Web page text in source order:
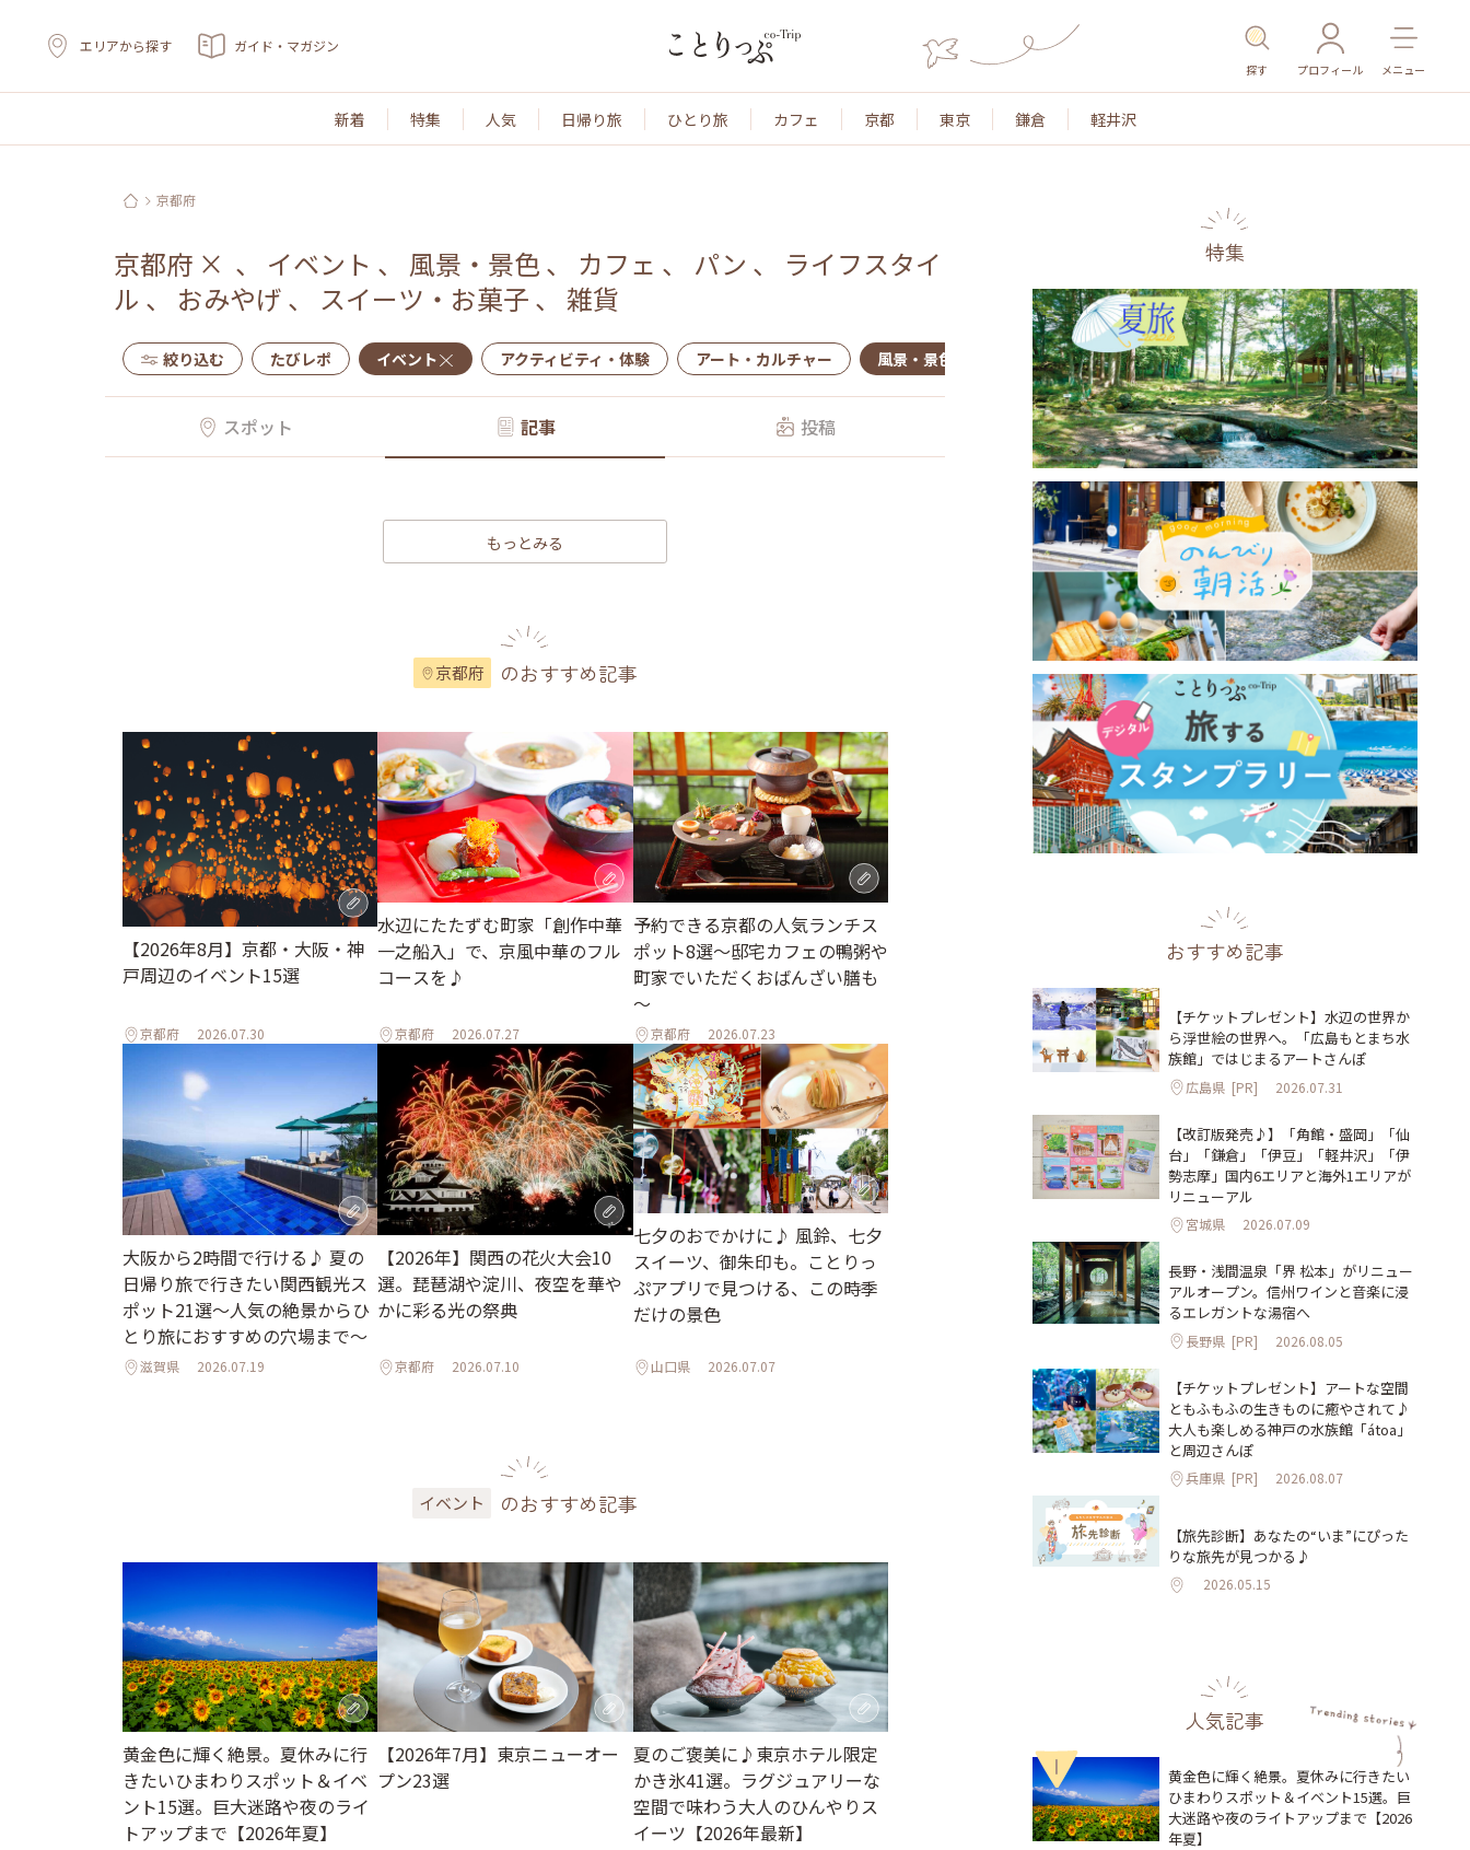
エリアから探す ガイド・マガジン
探す プロフィール メニュー
新着 特集 人気 日帰り旅 ひとり旅 カフェ 京都 東京 鎌倉 軽井沢
京都府
京都府 × 、 イベント 、 風景・景色 、 カフェ 、 パン 、 ライフスタイ
ル 、 おみやげ 、 スイーツ・お菓子 、 雑貨
絞り込む たびレポ イベント アクティビティ・体験 アート・カルチャー 風景・景色 名所・旧跡 温泉・スパ その他施設 ごはん
スポット 記事 投稿
もっとみる
京都府 のおすすめ記事
【2026年8月】京都・大阪・神
戸周辺のイベント15選
京都府 2026.07.30
水辺にたたずむ町家「創作中華
一之船入」で、京風中華のフル
コースを♪
京都府 2026.07.27
予約できる京都の人気ランチス
ポット8選～邸宅カフェの鴨粥や
町家でいただくおばんざい膳も
～
京都府 2026.07.23
大阪から2時間で行ける♪ 夏の
日帰り旅で行きたい関西観光ス
ポット21選～人気の絶景からひ
とり旅におすすめの穴場まで～
滋賀県 2026.07.19
【2026年】関西の花火大会10
選。琵琶湖や淀川、夜空を華や
かに彩る光の祭典
京都府 2026.07.10
七夕のおでかけに♪ 風鈴、七夕
スイーツ、御朱印も。ことりっ
ぷアプリで見つける、この時季
だけの景色
山口県 2026.07.07
イベント のおすすめ記事
黄金色に輝く絶景。夏休みに行
きたいひまわりスポット＆イベ
ント15選。巨大迷路や夜のライ
トアップまで【2026年夏】
【2026年7月】東京ニューオー
プン23選
夏のご褒美に♪東京ホテル限定
かき氷41選。ラグジュアリーな
空間で味わう大人のひんやりス
イーツ【2026年最新】
特集
おすすめ記事
【チケットプレゼント】水辺の世界か
ら浮世絵の世界へ。「広島もとまち水
族館」ではじまるアートさんぽ
広島県 [PR] 2026.07.31
【改訂版発売♪】「角館・盛岡」「仙
台」「鎌倉」「伊豆」「軽井沢」「伊
勢志摩」国内6エリアと海外1エリアが
リニューアル
宮城県 2026.07.09
長野・浅間温泉「界 松本」がリニュー
アルオープン。信州ワインと音楽に浸
るエレガントな湯宿へ
長野県 [PR] 2026.08.05
【チケットプレゼント】アートな空間
ともふもふの生きものに癒やされて♪
大人も楽しめる神戸の水族館「átoa」
と周辺さんぽ
兵庫県 [PR] 2026.08.07
【旅先診断】あなたの“いま”にぴった
りな旅先が見つかる♪
2026.05.15
人気記事
1
黄金色に輝く絶景。夏休みに行きたい
ひまわりスポット＆イベント15選。巨
大迷路や夜のライトアップまで【2026
年夏】